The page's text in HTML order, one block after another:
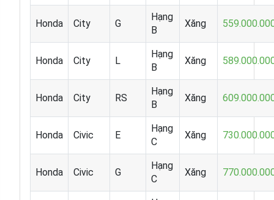
Honda City G
Hạng
B
Xăng
Honda City L
Hạng
B
Xăng
Honda City RS
Hạng
B
Xăng
Honda Civic E
Hạng
C
Xăng
Honda Civic G
Hạng
C
Xăng